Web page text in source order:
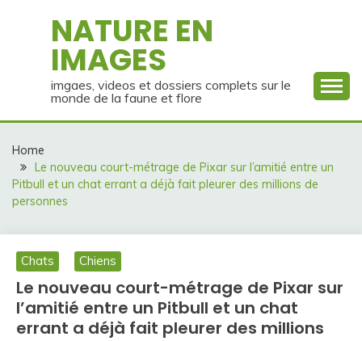
NATURE EN
IMAGES
imgaes, videos et dossiers complets sur le
monde de la faune et flore
Home
Le nouveau court-métrage de Pixar sur l’amitié entre un
Pitbull et un chat errant a déjà fait pleurer des millions de
personnes
Chats Chiens
Le nouveau court-métrage de Pixar sur
l’amitié entre un Pitbull et un chat
errant a déjà fait pleurer des millions